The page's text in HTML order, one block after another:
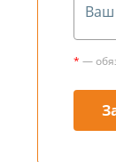
Ваш
* —